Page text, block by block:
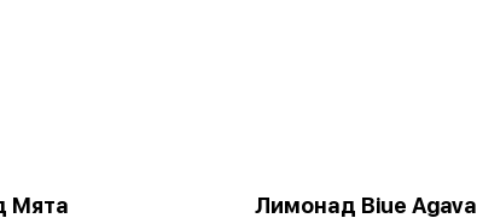
Мята Лимонад Biue Agava